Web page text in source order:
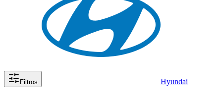
Filtros Hyundai